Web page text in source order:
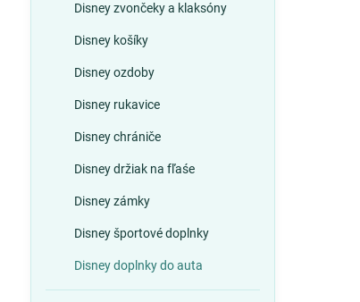
Disney zvončeky a klaksóny
Disney košíky
Disney ozdoby
Disney rukavice
Disney chrániče
Disney držiak na fľaśe
Disney zámky
Disney športové doplnky
Disney doplnky do auta